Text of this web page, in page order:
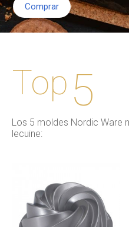
Comprar
Top5
Los 5 moldes Nordic Ware
lecuine: